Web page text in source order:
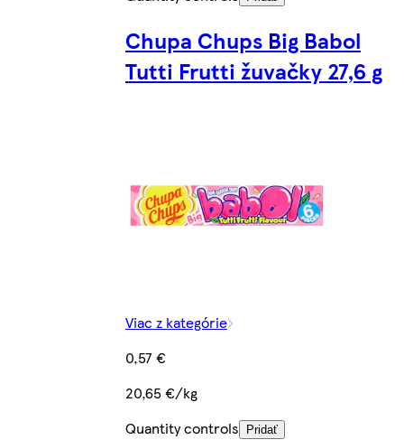
Chupa Chups Big Babol
Tutti Frutti žuvačky 27,6 g
Viac z kategórie
0,57 €
20,65 €/kg
Quantity controls
Pridať